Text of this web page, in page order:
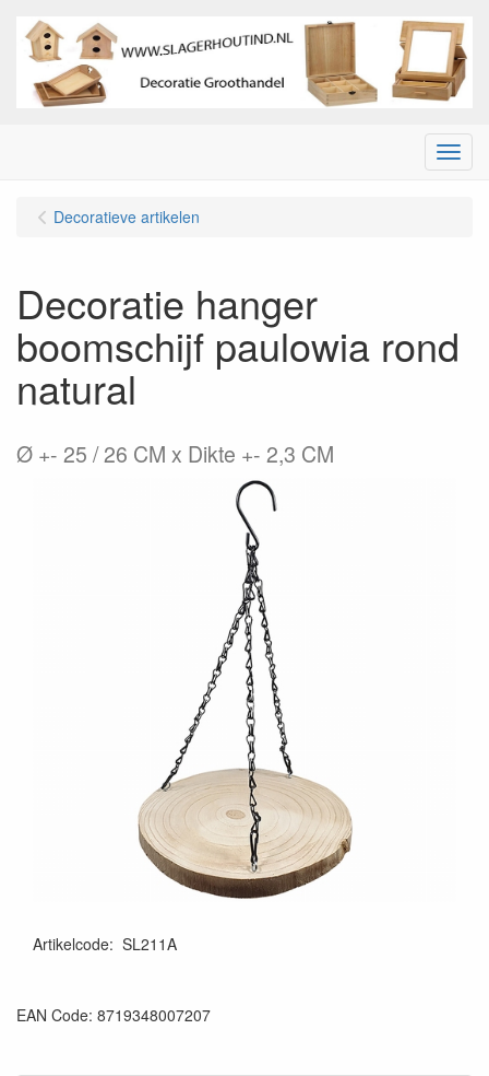
Menu
Decoratieve artikelen
Decoratie hanger
boomschijf paulowia rond
natural
Ø +- 25 / 26 CM x Dikte +- 2,3 CM
Artikelcode: SL211A
EAN Code: 8719348007207